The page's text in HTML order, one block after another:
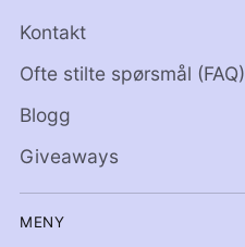
Kontakt
Ofte stilte spørsmål (FAQ)
Blogg
Giveaways
MENY